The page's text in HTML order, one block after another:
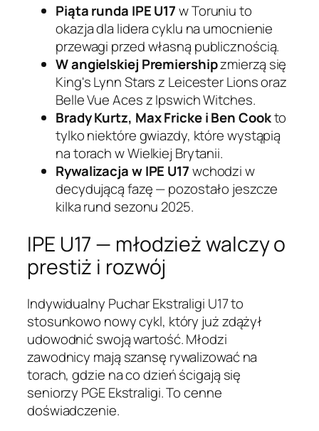
Piąta runda IPE U17w Toruniu to
okazja dla lidera cyklu na umocnienie
przewagi przed własną publicznością.
W angielskiej Premiershipzmierzą się
King's Lynn Stars z Leicester Lions oraz
Belle Vue Aces z Ipswich Witches.
Brady Kurtz, Max Fricke i Ben Cookto
tylko niektóre gwiazdy, które wystąpią
na torach w Wielkiej Brytanii.
Rywalizacja w IPE U17wchodzi w
decydującą fazę — pozostało jeszcze
kilka rund sezonu 2025.
IPE U17 — młodzież walczy o
prestiż i rozwój
Indywidualny Puchar Ekstraligi U17 to
stosunkowo nowy cykl, który już zdążył
udowodnić swoją wartość. Młodzi
zawodnicy mają szansę rywalizować na
torach, gdzie na co dzień ścigają się
seniorzy PGE Ekstraligi. To cenne
doświadczenie.